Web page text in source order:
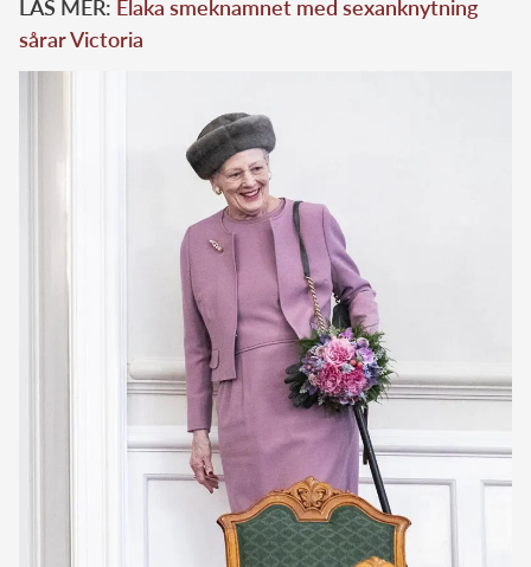
LÄS MER: Elaka smeknamnet med sexanknytning
sårar Victoria